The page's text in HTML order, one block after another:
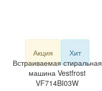
Акция
Хит
Встраиваемая стиральная
машина Vestfrost
VF714BI03W